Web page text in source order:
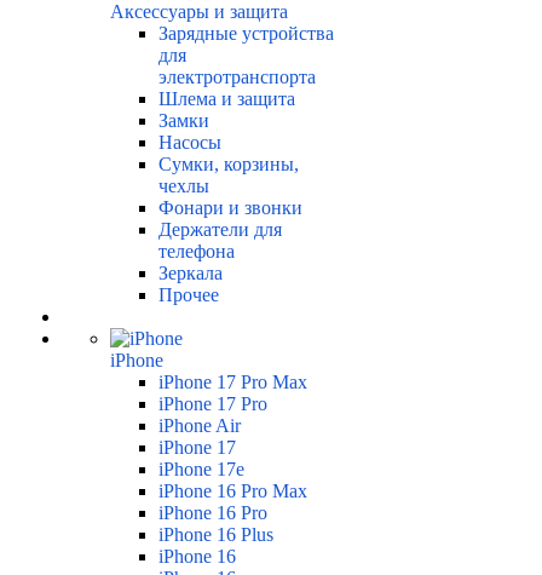
Аксессуары и защита
Зарядные устройства
для
электротранспорта
Шлема и защита
Замки
Насосы
Сумки, корзины,
чехлы
Фонари и звонки
Держатели для
телефона
Зеркала
Прочее
iPhone
iPhone 17 Pro Max
iPhone 17 Pro
iPhone Air
iPhone 17
iPhone 17e
iPhone 16 Pro Max
iPhone 16 Pro
iPhone 16 Plus
iPhone 16